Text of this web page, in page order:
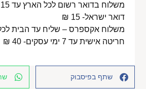
דואר ישראל- 15 ₪
משלוח אקספרס – שליח עד הבית
חריטה אישית עד 7 ימי עסקים- 40 ₪
שתף בפיסבוק